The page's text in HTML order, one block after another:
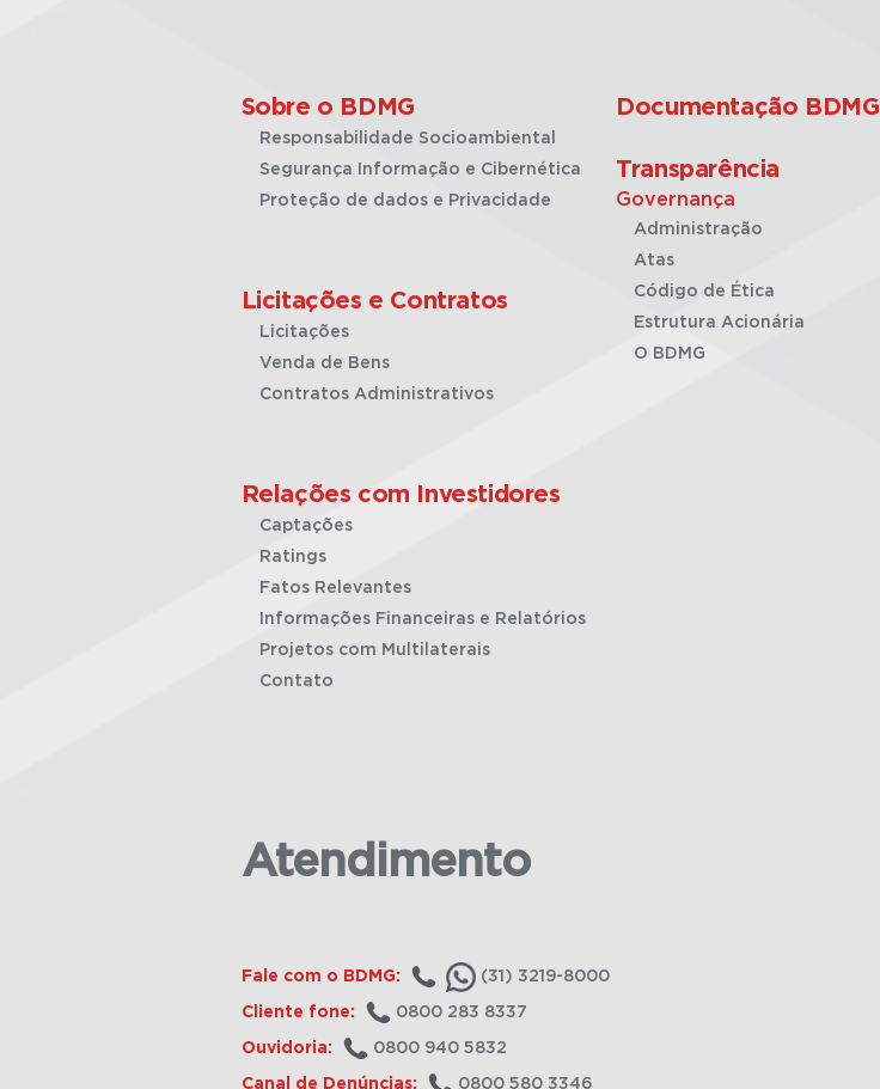
Sobre o BDMG
Responsabilidade Socioambiental
Segurança Informação e Cibernética
Proteção de dados e Privacidade
Licitações e Contratos
Licitações
Venda de Bens
Contratos Administrativos
Relações com Investidores
Captações
Ratings
Fatos Relevantes
Informações Financeiras e Relatórios
Projetos com Multilaterais
Contato
Documentação BDMG
Transparência
Governança
Administração
Atas
Código de Ética
Estrutura Acionária
O BDMG
Atendimento
Fale com o BDMG: (31) 3219-8000
Cliente fone: 0800 283 8337
Ouvidoria: 0800 940 5832
Canal de Denúncias: 0800 580 3346